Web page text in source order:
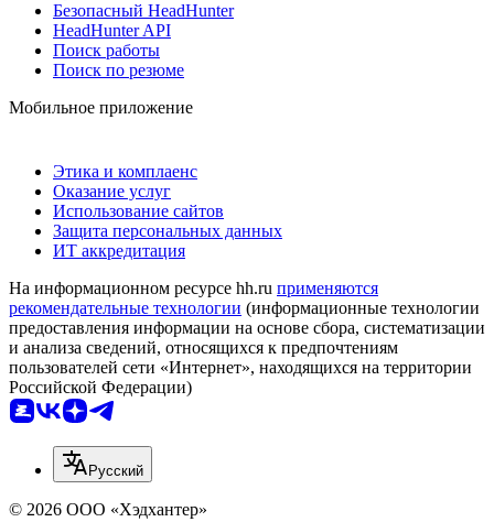
Безопасный HeadHunter
HeadHunter API
Поиск работы
Поиск по резюме
Мобильное приложение
Этика и комплаенс
Оказание услуг
Использование сайтов
Защита персональных данных
ИТ аккредитация
На информационном ресурсе hh.ru применяются
рекомендательные технологии (информационные технологии
предоставления информации на основе сбора, систематизации
и анализа сведений, относящихся к предпочтениям
пользователей сети «Интернет», находящихся на территории
Российской Федерации)
Русский
© 2026 ООО «Хэдхантер»